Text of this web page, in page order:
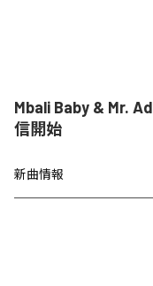
Mbali Baby & Mr.
信開始
新曲情報